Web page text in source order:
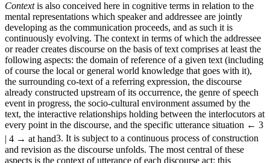
Contextis also conceived here in cognitive terms in relation to the
mental representations which speaker and addressee are jointly
developing as the communication proceeds, and as such it is
continuously evolving. The context in terms of which the addressee
or reader creates discourse on the basis of text comprises at least the
following aspects: the domain of reference of a given text (including
of course the local or general world knowledge that goes with it),
the surrounding co-text of a referring expression, the discourse
already constructed upstream of its occurrence, the genre of speech
event in progress, the socio-cultural environment assumed by the
text, the interactive relationships holding between the interlocutors at
every point in the discourse, and the specific utterance situation ← 3
| 4 → at hand3. It is subject to a continuous process of construction
and revision as the discourse unfolds. The most central of these
aspects is the context of utterance of each discourse act: this